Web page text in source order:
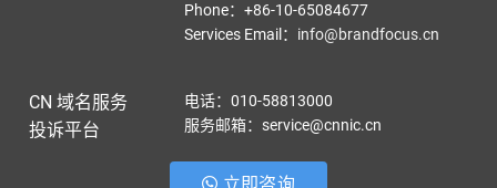
Phone：+86-10-65084677
Services Email ： info@brandfocus.cn
CN 域名服务
投诉平台
电话：010-58813000
服务邮箱：service@cnnic.cn